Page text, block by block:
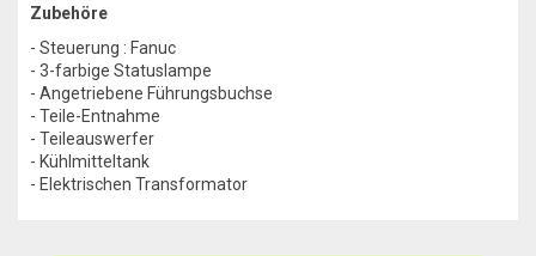
Zubehöre
- Steuerung : Fanuc
- 3-farbige Statuslampe
- Angetriebene Führungsbuchse
- Teile-Entnahme
- Teileauswerfer
- Kühlmitteltank
- Elektrischen Transformator